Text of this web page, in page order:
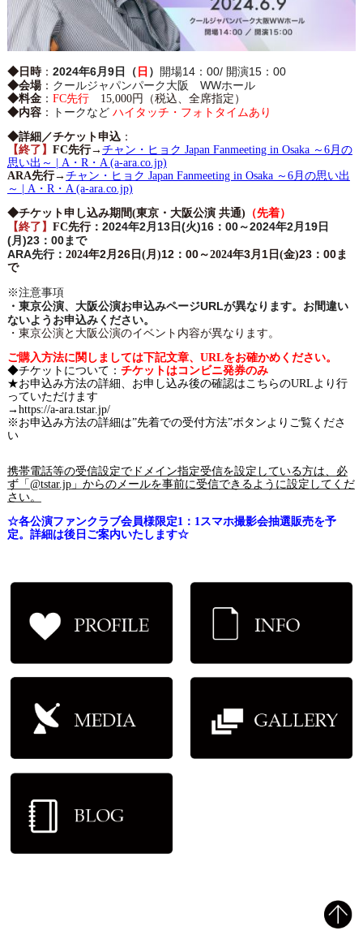
◆日時： 2024年6月9日（ 日 ） 開場14：00/ 開演15：00
◆会場： クールジャパンパーク大阪 WWホール
◆料金： FC先行15,000円（税込、全席指定）
◆内容： トークなど ハイタッチ・フォトタイムあり
◆詳細／チケット申込：
【終了】 FC先行→ チャン・ヒョク Japan Fanmeeting in Osaka ～6月の
思い出～ | A・R・A (a-ara.co.jp)
ARA先行→ チャン・ヒョク Japan Fanmeeting in Osaka ～6月の思い出
～ | A・R・A (a-ara.co.jp)
◆チケット申し込み期間(東京・大阪公演 共通) （先着）
【終了】 FC先行： 2024年2月13日(火)16：00～2024年2月19日
(月)23：00まで
ARA先行： 2024年2月 26日(月)12：00～2024年3月 1日(金)23：00ま
で
※注意事項
・東京公演、大阪公演お申込みページURLが異なります。お間違い
ないようお申込みください。
・東京公演と大阪公演のイベント内容が異なります。
ご購入方法に関しましては下記文章、URLをお確かめください。
◆チケットについて： チケットはコンビニ発券のみ
★お申込み方法の詳細、お申し込み後の確認はこちらのURLより行
っていただけます
→ https://a-ara.tstar.jp/
※お申込み方法の詳細は”先着での受付方法”ボタンよりご覧くださ
い
携帯電話等の受信設定でドメイン指定受信を設定している方は、必
ず「@tstar.jp」からのメールを事前に受信できるように設定してくだ
さい。
☆各公演ファンクラブ会員様限定1：1スマホ撮影会抽選販売を予
定。詳細は後日ご案内いたします☆